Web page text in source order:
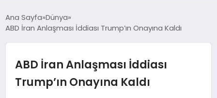
GÜNDEM
DÜNYA
Ana Sayfa Dünya
ABD İran Anlaşması İddiası Trump’ın Onayına Kaldı
ABD İran Anlaşması İddiası
Trump’ın Onayına Kaldı